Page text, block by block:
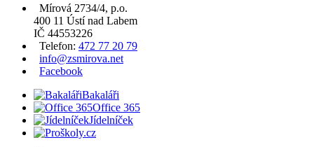
Mírová 2734/4, p.o.
400 11 Ústí nad Labem
IČ 44553226
Telefon: 472 77 20 79
info@zsmirova.net
Facebook
Bakaláři
Office 365
Jídelníček